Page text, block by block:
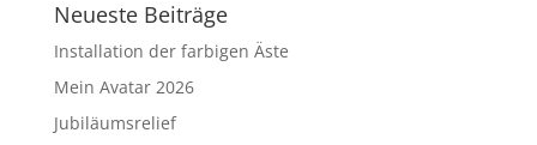
Neueste Beiträge
Installation der farbigen Äste
Mein Avatar 2026
Jubiläumsrelief